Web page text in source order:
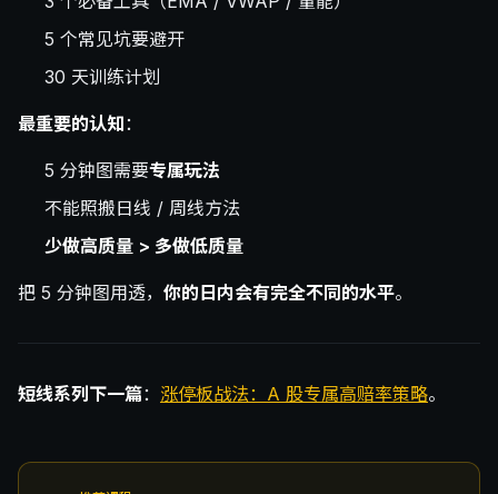
5 个常见坑要避开
30 天训练计划
最重要的认知：
5 分钟图需要专属玩法
不能照搬日线 / 周线方法
少做高质量 > 多做低质量
把 5 分钟图用透， 你的日内会有完全不同的水平。
短线系列下一篇： 涨停板战法：A 股专属高赔率策略。